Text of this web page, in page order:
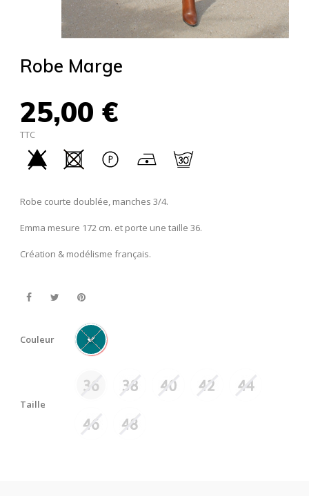
Robe Marge
25,00 €
TTC
Robe courte doublée, manches 3/4.
Emma mesure 172 cm. et porte une taille 36.
Création & modélisme français.
Couleur
Taille